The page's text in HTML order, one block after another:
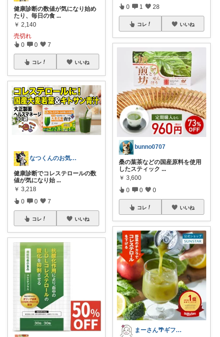
健康診断の数値が気になり始め
たり、毎日の食 ...
￥ 2,140
売切れ
0 0 7
コレ いいね
なつくんのお気に♥
健康診断でコレステロールの数
値が気になり始 ...
￥ 3,218
0 0 7
コレ いいね
0 1 28
コレ いいね
bunno0707
桑の葉茶などの国産原料を使用
したスティック ...
￥ 3,600
0 0 0
コレ いいね
まーさん🌴ギフト＆ご褒美品❤時々ワンコ